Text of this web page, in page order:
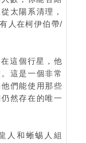
太陽系清理，
人在柯伊伯帶/
這個行星，他
這是一個非常
們能使用那些
然存在的唯一
人和蜥蜴人組